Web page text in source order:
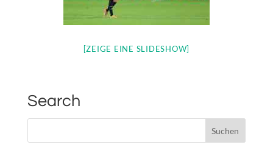
[ZEIGE EINE SLIDESHOW]
Search